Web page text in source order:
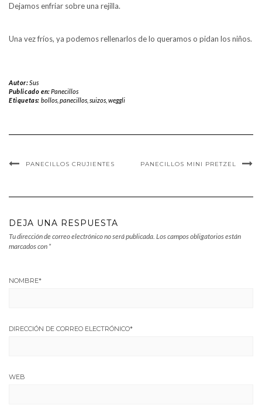
Dejamos enfriar sobre una rejilla.
Una vez fríos, ya podemos rellenarlos de lo queramos o pidan los niños.
Autor:Sus
Publicado en:Panecillos
Etiquetas: bollos, panecillos, suizos, weggli
PANECILLOS CRUJIENTES PANECILLOS MINI PRETZEL
DEJA UNA RESPUESTA
Tu dirección de correo electrónico no será publicada. Los campos obligatorios están
marcados con *
NOMBRE*
DIRECCIÓN DE CORREO ELECTRÓNICO*
WEB